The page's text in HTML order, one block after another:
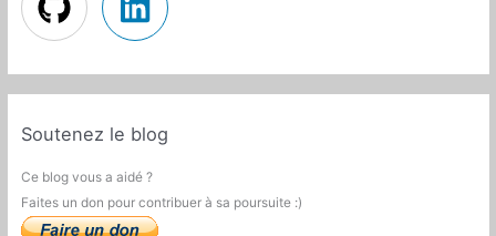
Soutenez le blog
Ce blog vous a aidé ?
Faites un don pour contribuer à sa poursuite :)